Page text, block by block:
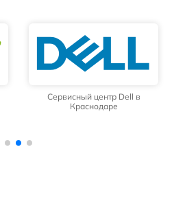
Сервисный центр Dell в
Краснодаре